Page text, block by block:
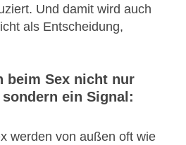
Und damit wird auch
als Entscheidung,
beim Sex nicht nur
ein Signal:
werden von außen oft wie